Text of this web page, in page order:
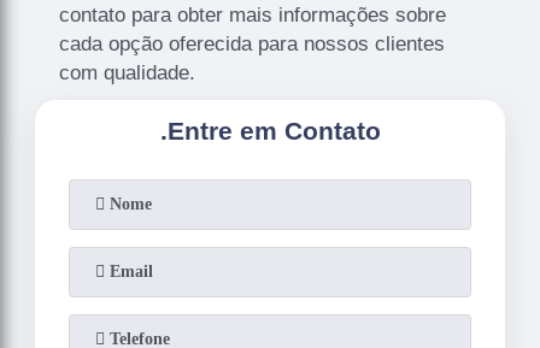
contato para obter mais informações sobre
cada opção oferecida para nossos clientes
com qualidade.
.Entre em Contato